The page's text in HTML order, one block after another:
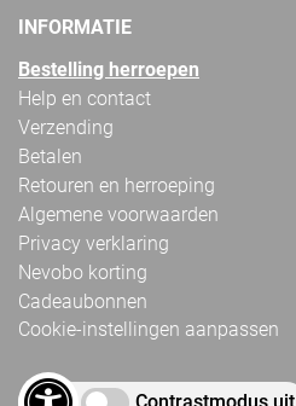
INFORMATIE
Bestelling herroepen
Help en contact
Verzending
Betalen
Retouren en herroeping
Algemene voorwaarden
Privacy verklaring
Nevobo korting
Cadeaubonnen
Cookie-instellingen aanpassen